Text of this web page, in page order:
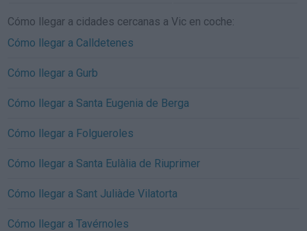
Cómo llegar a cidades cercanas a Vic en coche:
Cómo llegar a Calldetenes
Cómo llegar a Gurb
Cómo llegar a Santa Eugenia de Berga
Cómo llegar a Folgueroles
Cómo llegar a Santa Eulàlia de Riuprimer
Cómo llegar a Sant Juliàde Vilatorta
Cómo llegar a Tavérnoles